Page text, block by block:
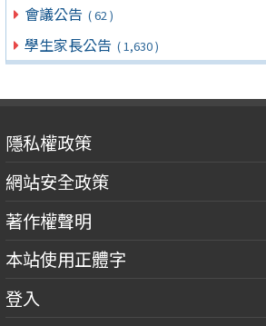
會議公告 ( 62 )
學生家長公告 ( 1,630 )
隱私權政策
網站安全政策
著作權聲明
本站使用正體字
登入